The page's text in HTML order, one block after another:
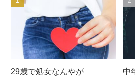
29歳で処女なんやが
中